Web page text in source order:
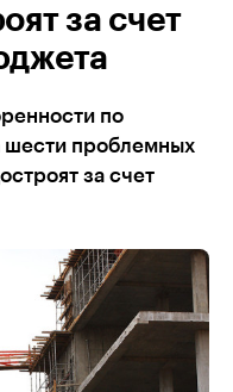
за счет
по
шести проблемных
за счет